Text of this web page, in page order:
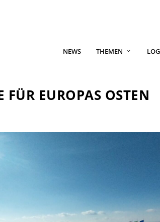
NEWS THEMEN
FÜR EUROPAS OSTEN